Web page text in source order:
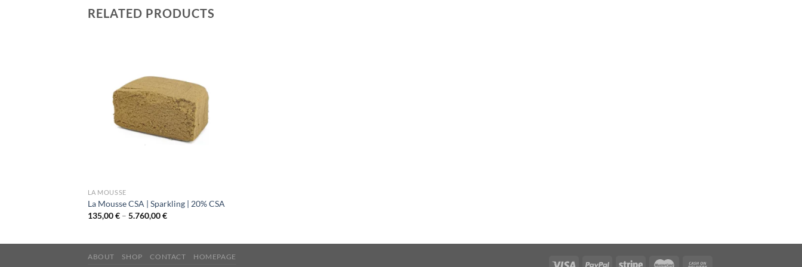
RELATED PRODUCTS
LA MOUSSE
La Mousse CSA | Sparkling | 20% CSA
135,00€ – 5.760,00€Price
ABOUT SHOP CONTACT HOMEPAGE